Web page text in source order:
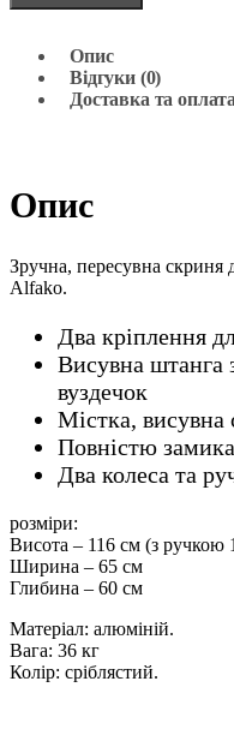
Опис
Відгуки (0)
Доставка та оплата
Опис
Зручна, пересувна скриня
Alfako.
Два кріплення
Висувна штанга
вуздечок
Містка, висувна
Повністю
Два колеса та
розміри:
Висота – 116 см (з ручкою
Ширина – 65 см
Глибина – 60 см
Матеріал: алюміній.
Вага: 36 кг
Колір: сріблястий.